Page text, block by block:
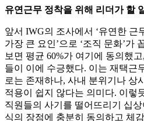
유연근무 정착을 위해 리더가 할
앞서 IWG의 조사에서 ‘유연한 근
가장 큰 요인’으로 ‘조직 문화’가
보면 평균 60%가 여기에 동의했
들이 이에 수긍했다. 이는 재택근
로는 존재하나, 사내 분위기나 상
적용이 쉽지 않다는 의미다. 이렇
직원들의 사기를 떨어뜨리기 십
식의 장점에 충분히 동의하고 체